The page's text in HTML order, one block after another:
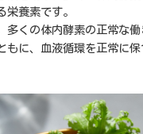
栄養素です。
多くの体内酵素の正常な
もに、血液循環を正常に